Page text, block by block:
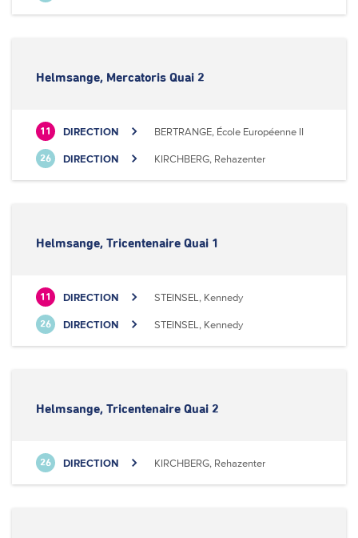
Helmsange, Mercatoris Quai 2
11 DIRECTION BERTRANGE, École Européenne II
26 DIRECTION KIRCHBERG, Rehazenter
Helmsange, Tricentenaire Quai 1
11 DIRECTION STEINSEL, Kennedy
26 DIRECTION STEINSEL, Kennedy
Helmsange, Tricentenaire Quai 2
26 DIRECTION KIRCHBERG, Rehazenter